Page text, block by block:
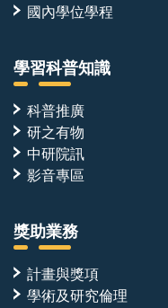
國內學位學程
學習科普知識
科普推廣
研之有物
中研院訊
影音專區
獎助業務
計畫與獎項
學術及研究倫理